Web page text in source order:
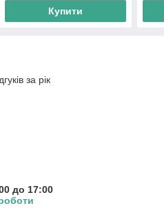
Купити
за рік
до 17:00